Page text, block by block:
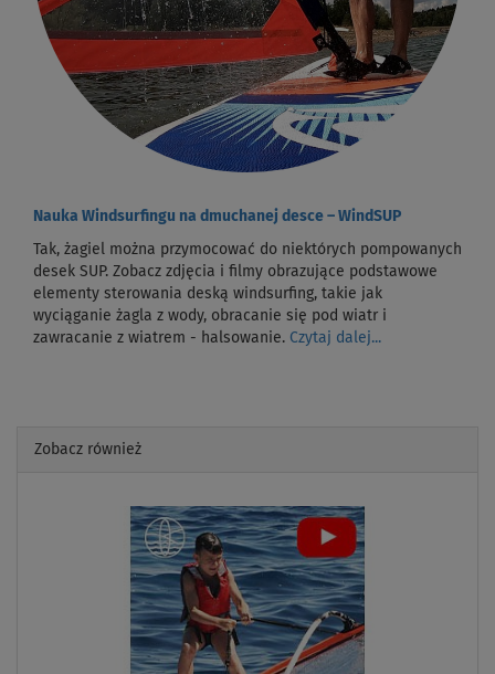
Nauka Windsurfingu na dmuchanej desce – WindSUP
Tak, żagiel można przymocować do niektórych pompowanych
desek SUP. Zobacz zdjęcia i filmy obrazujące podstawowe
elementy sterowania deską windsurfing, takie jak
wyciąganie żagla z wody, obracanie się pod wiatr i
zawracanie z wiatrem - halsowanie. Czytaj dalej...
Zobacz również
Previous